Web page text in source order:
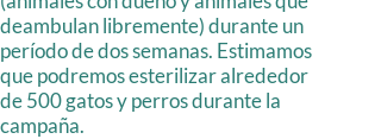
deambulan libremente) durante un
período de dos semanas. Estimamos
que podremos esterilizar alrededor
de 500 gatos y perros durante la
campaña.